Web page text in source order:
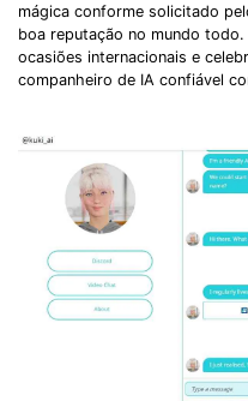
mágica conforme solicitado
boa reputação no mundo
ocasiões internacionais e
companheiro de IA confiável